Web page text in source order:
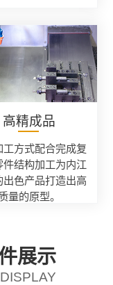
高精成品
工方式配合完成复
件结构加工为内江
出色产品打造出高
量的原型。
展示